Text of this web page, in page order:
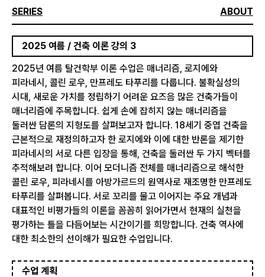
SERIES ABOUT
2025 여름 / 건축 이론 강의 3
2025년 여름 탈건학부 이론 수업은 매너리즘, 로지에와
피라네시, 콜린 로우, 만프레도 타푸리를 다룹니다. 불확실성의
시대, 새로운 가치를 정립하기 어려운 요즈음 많은 건축가들이
매너리즘에 주목합니다. 쉽게 손에 잡히지 않는 매너리즘을
둘러싼 담론의 지형도를 살펴보고자 합니다. 18세기 중엽 건축을
근본적으로 재정의하고자 한 로지에와 이에 대한 반론을 제기한
피라네시의 서로 다른 입장을 통해, 건축을 둘러싼 두 가지 벡터를
추적해보려 합니다. 이어 모더니즘 전체를 매너리즘으로 해석한
콜린 로우, 피라네시를 아방가르드의 원역사로 재조명한 만프레도
타푸리를 살펴봅니다. 서로 꼬리를 물고 이어지는 주요 개념과
대표적인 비평가들의 이론을 꼼꼼히 읽어가면서 현재의 실천을
평가하는 틀을 다듬어보는 시간이기를 희망합니다. 건축 역사에
대한 최소한의 선이해가 필요한 수업입니다.
수업 계획